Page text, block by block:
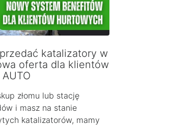
katalizatory w
oferta dla klientów
złomu lub stację
i masz na stanie
katalizatorów, mamy